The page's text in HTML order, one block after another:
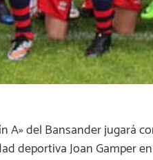
A» del Bansander jugará
deportiva Joan Gamper